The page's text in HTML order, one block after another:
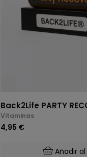
Back2Life PARTY
Vitaminas
4,95 €
Añadir